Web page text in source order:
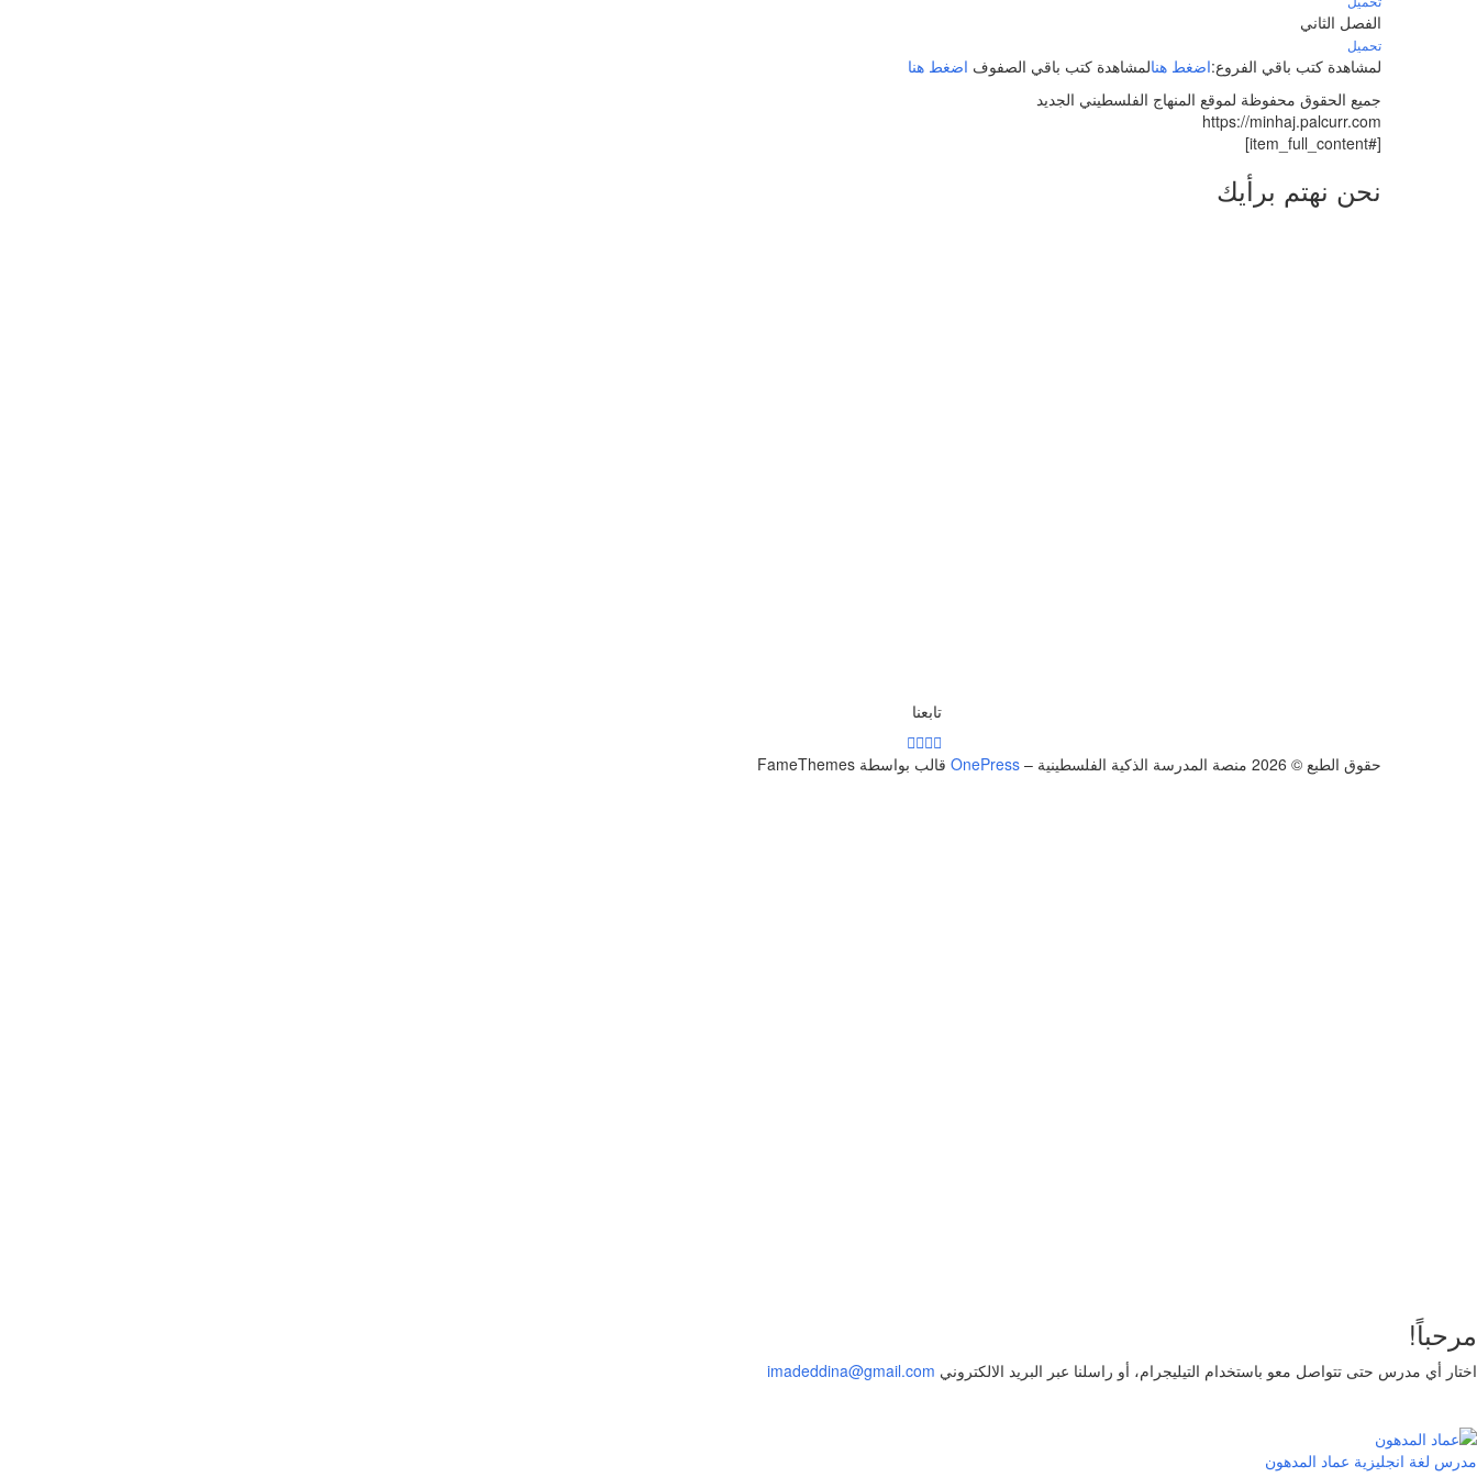
الفصل الثاني
تحميل
لمشاهدة كتب باقي الفروع:اضغط هنالمشاهدة كتب باقي الصفوف اضغط هنا
جميع الحقوق محفوظة لموقع المنهاج الفلسطيني الجديد
https://minhaj.palcurr.com
[#item_full_content]
نحن نهتم برأيك
تابعنا
حقوق الطبع © 2026 منصة المدرسة الذكية الفلسطينية –
OnePress قالب بواسطة FameThemes
مرحباً!
اختار أي مدرس حتى تتواصل معو باستخدام التيليجرام، أو راسلنا عبر البريد الالكتروني imadeddina@gmail.com
مدرس لغة انجليزية عماد المدهون